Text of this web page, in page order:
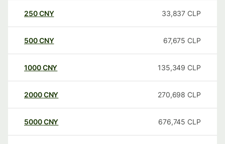
250CNY 33,837 CLP
500CNY 67,675 CLP
1000CNY 135,349 CLP
2000CNY 270,698 CLP
5000CNY 676,745 CLP